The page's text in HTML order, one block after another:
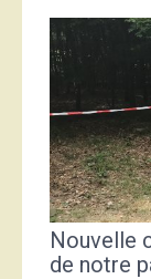
Nouvelle
de notre